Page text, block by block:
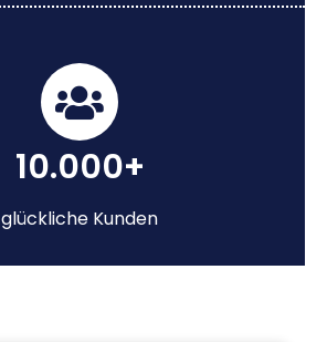
10.000+
glückliche Kunden